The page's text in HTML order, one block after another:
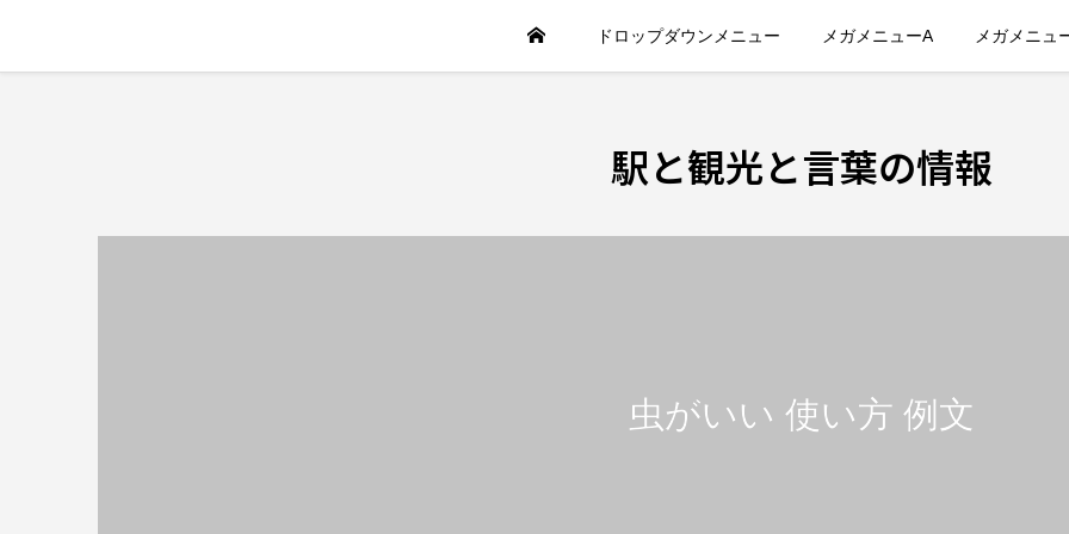
ドロップダウンメニュー メガメニューA メガメニュ
駅と観光と言葉の情報
虫がいい 使い方 例文